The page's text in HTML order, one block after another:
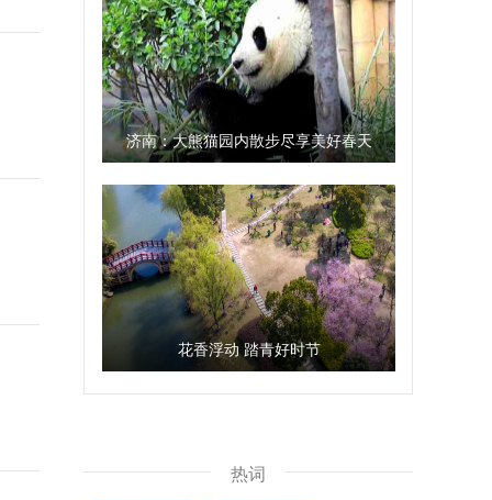
济南：大熊猫园内散步尽享美好春天
花香浮动 踏青好时节
热词